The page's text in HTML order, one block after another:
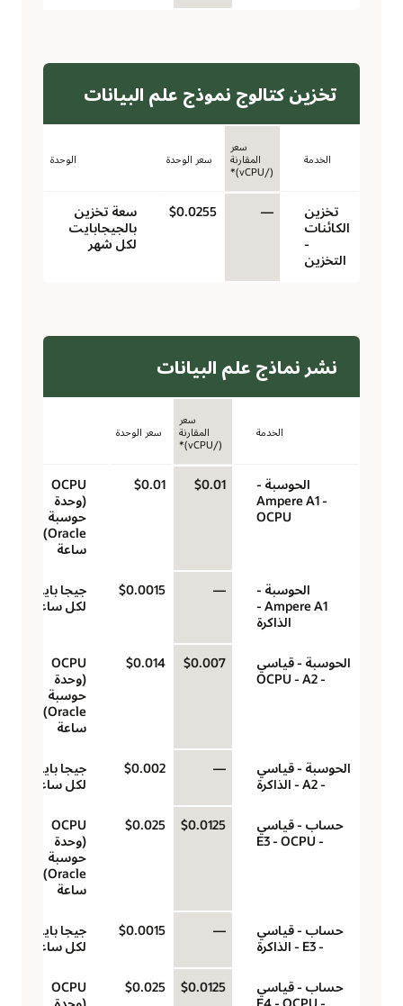
تخزين كتالوج نموذج علم البيانات
الخدمة
سعر
المقارنة
(/vCPU)*
سعر الوحدة الوحدة
تخزين
الكائنات
-
التخزين
—
$0.0255
سعة تخزين
بالجيجابايت
لكل شهر
نشر نماذج علم البيانات
الخدمة
سعر
المقارنة
(/vCPU)*
سعر الوحدة
الحوسبة -
Ampere A1 -
OCPU
$0.01
$0.01
‏‫OCPU
(وحدة
حوسبة
ساعة
الحوسبة -
Ampere A1 -
الذاكرة
—
$0.0015
جيجا بايت
لكل ساعة
الحوسبة - قياسي
- A2‏ - OCPU
$0.007
$0.014
‏‫OCPU
(وحدة
حوسبة
ساعة
الحوسبة - قياسي
- A2 - الذاكرة
—
$0.002
جيجا بايت
لكل ساعة
حساب - قياسي
- E3 - OCPU
$0.0125
$0.025
‏‫OCPU
(وحدة
حوسبة
ساعة
حساب - قياسي
- E3 - الذاكرة
—
$0.0015
جيجا بايت
لكل ساعة
حساب - قياسي
$0.0125
$0.025
‏‫OCPU